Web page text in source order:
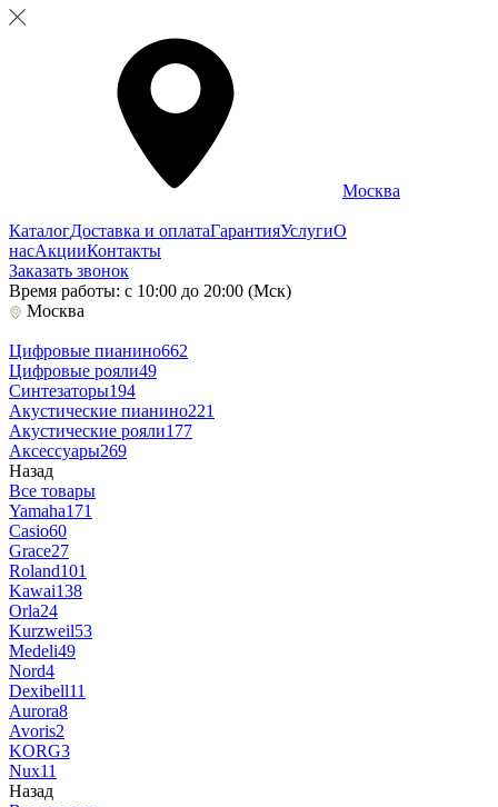
Москва
КаталогДоставка и оплатаГарантияУслугиО
насАкцииКонтакты
Заказать звонок
Время работы: с 10:00 до 20:00 (Мск)
Москва
Цифровые пианино662
Цифровые рояли49
Синтезаторы194
Акустические пианино221
Акустические рояли177
Аксессуары269
Назад
Все товары
Yamaha171
Casio60
Grace27
Roland101
Kawai138
Orla24
Kurzweil53
Medeli49
Nord4
Dexibell11
Aurora8
Avoris2
KORG3
Nux11
Назад